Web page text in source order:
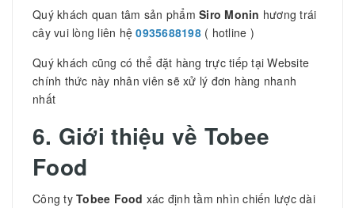
Quý khách quan tâm sản phẩm Siro Monin hương trái
cây vui lòng liên hệ0935688198( hotline )
Quý khách cũng có thể đặt hàng trực tiếp tại Website
chính thức này nhân viên sẽ xử lý đơn hàng nhanh
nhất
6. Giới thiệu về Tobee
Food
Công ty Tobee Food xác định tầm nhìn chiến lược dài